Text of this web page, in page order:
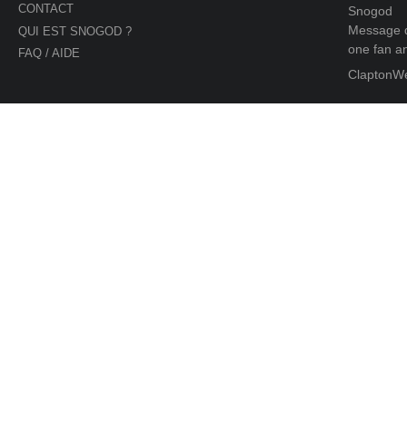
CONTACT
QUI EST SNOGOD ?
FAQ / AIDE
Snogod
Message
one fan